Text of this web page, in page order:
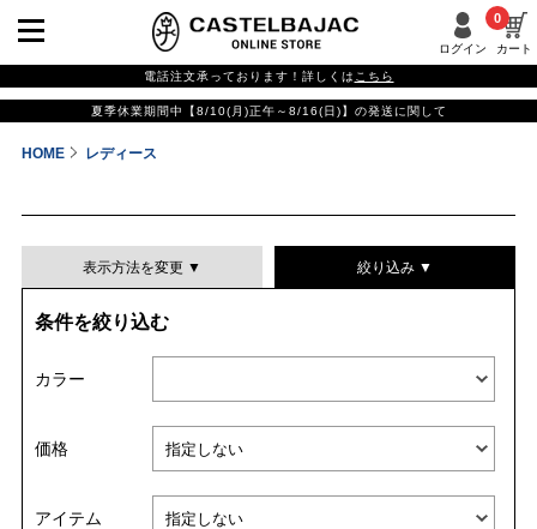
ログイン カート
0
電話注文承っております！詳しくは こちら
夏季休業期間中【8/10(月)正午～8/16(日)】の発送に関して
HOME レディース
表示方法を変更 ▼
並び替える
絞り込み ▼
条件を絞り込む
カラー
価格
アイテム